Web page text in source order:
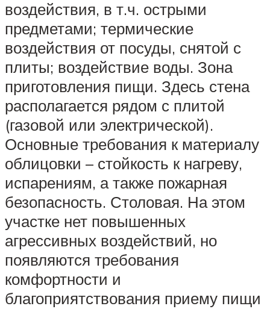
воздействия, в т.ч. острыми
предметами; термические
воздействия от посуды, снятой с
плиты; воздействие воды. Зона
приготовления пищи. Здесь стена
располагается рядом с плитой
(газовой или электрической).
Основные требования к материалу
облицовки – стойкость к нагреву,
испарениям, а также пожарная
безопасность. Столовая. На этом
участке нет повышенных
агрессивных воздействий, но
появляются требования
комфортности и
благоприятствования приему пищи